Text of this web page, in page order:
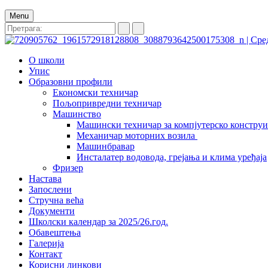
Menu
О школи
Упис
Образовни профили
Економски техничар
Пољопривредни техничар
Машинство
Машински техничар за компјутерско
Механичар моторних возила
Машинбравар
Инсталатер водовода, грејања и клима уређаја
Фризер
Настава
Запослени
Стручна већа
Документи
Школски календар за 2025/26.год.
Обавештења
Галерија
Контакт
Корисни линкови